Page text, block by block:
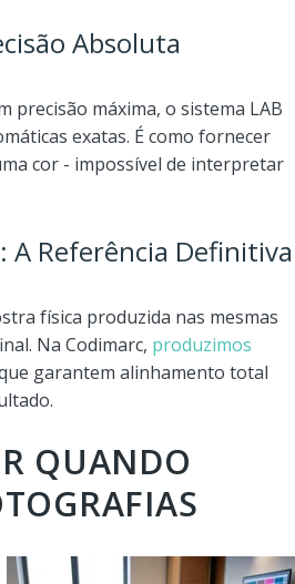
Absoluta
precisão máxima, o sistema LAB
exatas. É como fornecer
cor - impossível de interpretar
A Referência Definitiva
física produzida nas mesmas
Na Codimarc, produzimos
garantem alinhamento total
QUANDO